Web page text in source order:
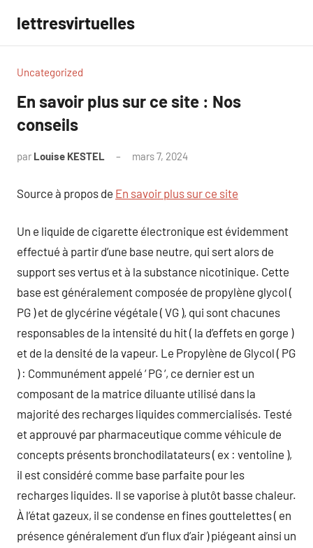
contenu
lettresvirtuelles
Uncategorized
En savoir plus sur ce site : Nos
conseils
par Louise KESTEL mars 7, 2024
Source à propos de En savoir plus sur ce site
Un e liquide de cigarette électronique est évidemment
effectué à partir d’une base neutre, qui sert alors de
support ses vertus et à la substance nicotinique. Cette
base est généralement composée de propylène glycol (
PG ) et de glycérine végétale ( VG ), qui sont chacunes
responsables de la intensité du hit ( la d’effets en gorge )
et de la densité de la vapeur. Le Propylène de Glycol ( PG
) : Communément appelé ‘ PG ‘, ce dernier est un
composant de la matrice diluante utilisé dans la
majorité des recharges liquides commercialisés. Testé
et approuvé par pharmaceutique comme véhicule de
concepts présents bronchodilatateurs ( ex : ventoline ),
il est considéré comme base parfaite pour les
recharges liquides. Il se vaporise à plutôt basse chaleur.
À l’état gazeux, il se condense en fines gouttelettes ( en
présence généralement d’un flux d’air ) piégeant ainsi un